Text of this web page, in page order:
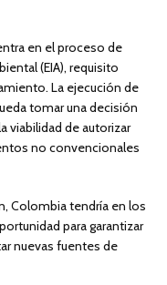
en el proceso de
(EIA), requisito
La ejecución de
tomar una decisión
viabilidad de autorizar
no convencionales
Colombia tendría en los
para garantizar
nuevas fuentes de